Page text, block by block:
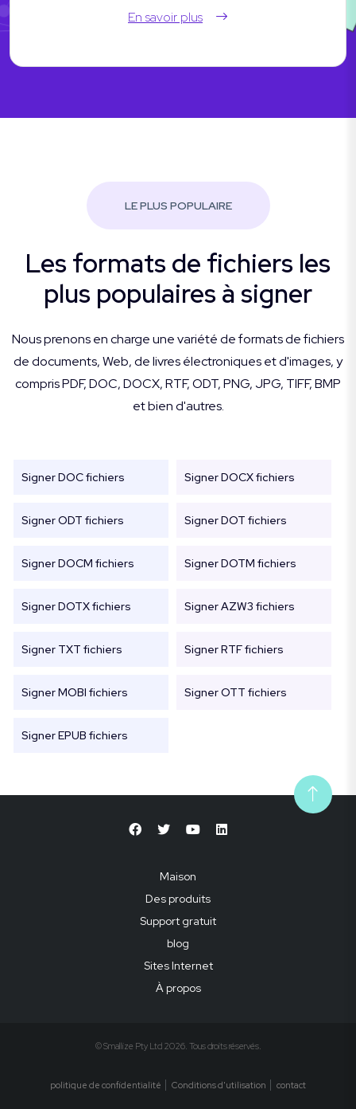
En savoir plus
LE PLUS POPULAIRE
Les formats de fichiers les
plus populaires à signer
Nous prenons en charge une variété de formats de fichiers
de documents, Web, de livres électroniques et d'images, y
compris PDF, DOC, DOCX, RTF, ODT, PNG, JPG, TIFF, BMP
et bien d'autres.
Signer DOC fichiers Signer DOCX fichiers
Signer ODT fichiers Signer DOT fichiers
Signer DOCM fichiers Signer DOTM fichiers
Signer DOTX fichiers Signer AZW3 fichiers
Signer TXT fichiers Signer RTF fichiers
Signer MOBI fichiers Signer OTT fichiers
Signer EPUB fichiers
Maison
Des produits
Support gratuit
blog
Sites Internet
À propos
© Smallize Pty Ltd 2026. Tous droits réservés.
politique de confidentialité Conditions d'utilisation contact